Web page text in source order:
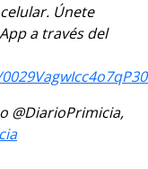
Únete
a través del
@DiarioPrimicia,